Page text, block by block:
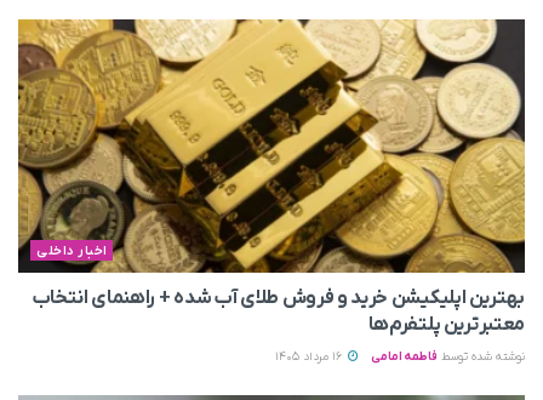
اخبار داخلی
بهترین اپلیکیشن خرید و فروش طلای آب شده + راهنمای انتخاب
معتبرترین پلتفرم‌ها
نوشته شده توسط فاطمه امامی